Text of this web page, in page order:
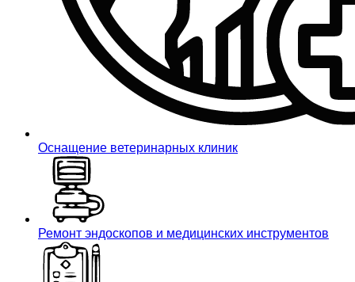
Оснащение ветеринарных клиник
Ремонт эндоскопов и медицинских инструментов